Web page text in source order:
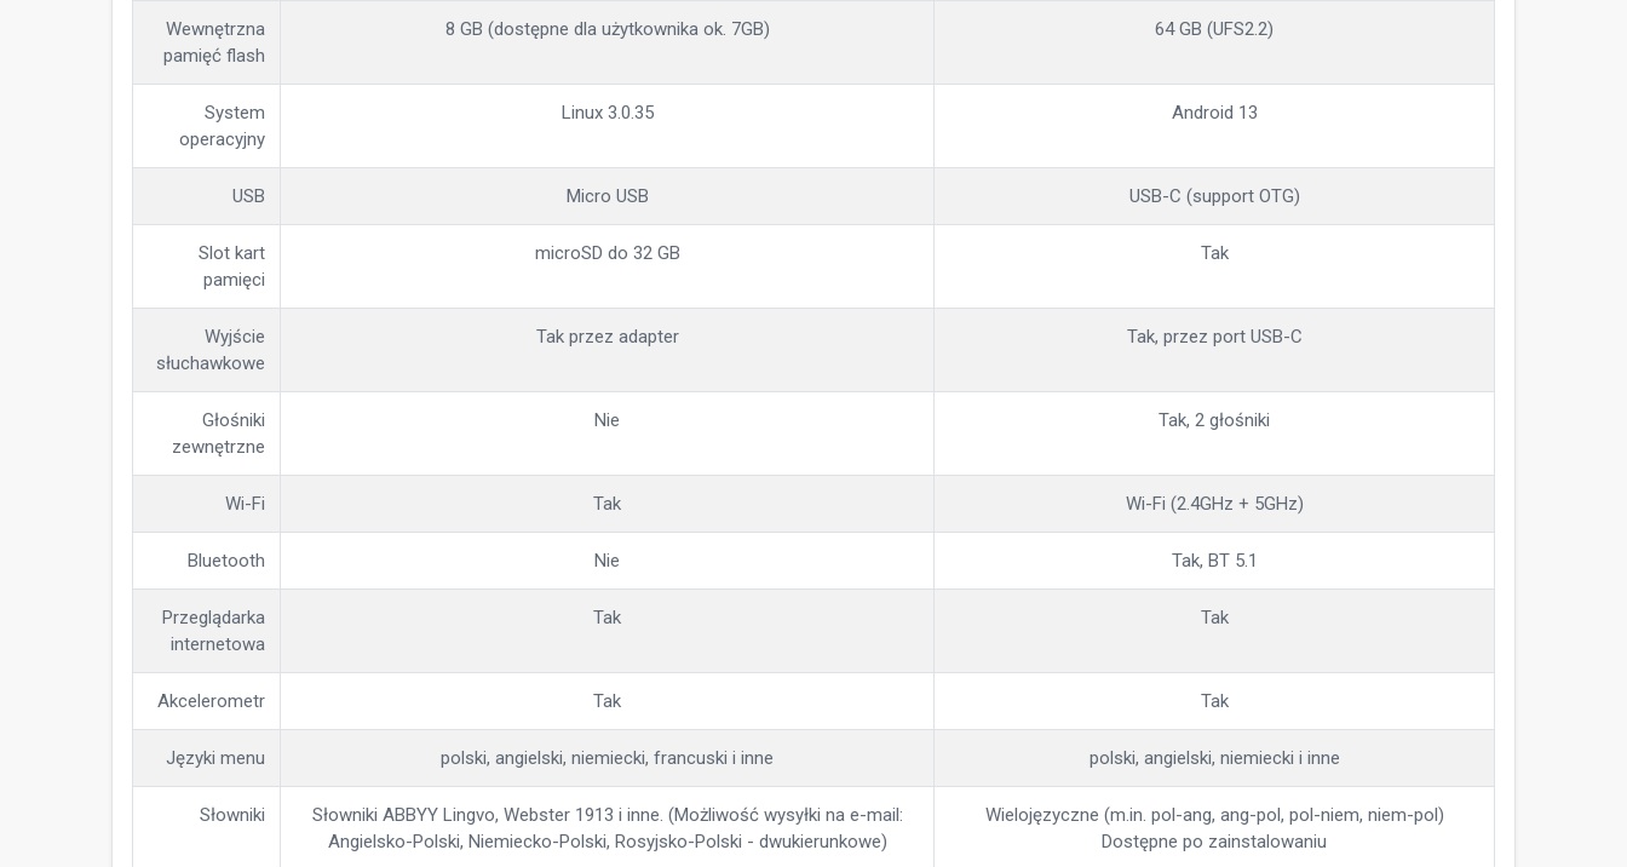
Wewnętrzna
pamięć flash
8 GB (dostępne dla użytkownika ok. 7GB) 64 GB (UFS2.2)
System
operacyjny
Linux 3.0.35 Android 13
USB Micro USB USB-C (support OTG)
Slot kart
pamięci
microSD do 32 GB Tak
Wyjście
słuchawkowe
Tak przez adapter Tak, przez port USB-C
Głośniki
zewnętrzne
Nie Tak, 2 głośniki
Wi-Fi Tak Wi-Fi (2.4GHz + 5GHz)
Bluetooth Nie Tak, BT 5.1
Przeglądarka
internetowa
Tak Tak
Akcelerometr Tak Tak
Języki menu polski, angielski, niemiecki, francuski i inne polski, angielski, niemiecki i inne
Słowniki
Słowniki ABBYY Lingvo, Webster 1913 i inne. (Możliwość wysyłki na e-mail:
Angielsko-Polski, Niemiecko-Polski, Rosyjsko-Polski - dwukierunkowe)
Wielojęzyczne (m.in. pol-ang, ang-pol, pol-niem, niem-pol)
Dostępne po zainstalowaniu